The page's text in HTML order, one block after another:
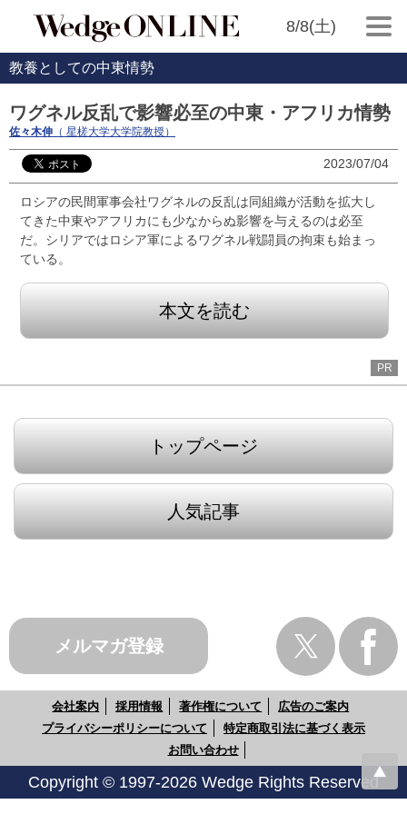
8/8(土)
教養としての中東情勢
ワグネル反乱で影響必至の中東・アフリカ情勢
佐々木伸 （ 星槎大学大学院教授）
2023/07/04
ロシアの民間軍事会社ワグネルの反乱は同組織が活動を拡大し
てきた中東やアフリカにも少なからぬ影響を与えるのは必至
だ。シリアではロシア軍によるワグネル戦闘員の拘束も始まっ
ている。
本文を読む
PR
トップページ
人気記事
メルマガ登録
会社案内 採用情報 著作権について
広告のご案内
プライバシーポリシーについて
特定商取引法に基づく表示
お問い合わせ
Copyright © 1997-2026 Wedge Rights Reserved